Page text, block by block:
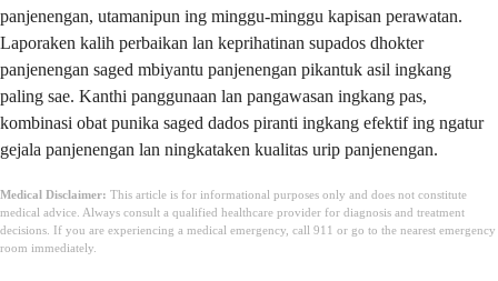
panjenengan, utamanipun ing minggu-minggu kapisan perawatan.
Laporaken kalih perbaikan lan keprihatinan supados dhokter
panjenengan saged mbiyantu panjenengan pikantuk asil ingkang
paling sae. Kanthi panggunaan lan pangawasan ingkang pas,
kombinasi obat punika saged dados piranti ingkang efektif ing ngatur
gejala panjenengan lan ningkataken kualitas urip panjenengan.
Medical Disclaimer: This article is for informational purposes only and does not constitute
medical advice. Always consult a qualified healthcare provider for diagnosis and treatment
decisions. If you are experiencing a medical emergency, call 911 or go to the nearest emergency
room immediately.